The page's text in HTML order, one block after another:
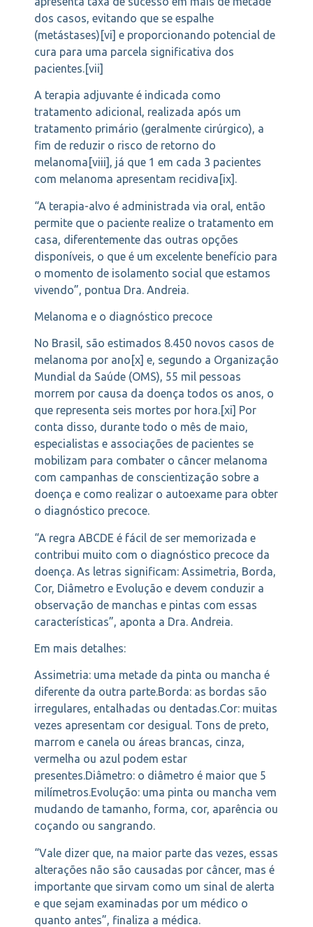
dos casos, evitando que se espalhe
(metástases)[vi] e proporcionando potencial de
cura para uma parcela significativa dos
pacientes.[vii]
A terapia adjuvante é indicada como
tratamento adicional, realizada após um
tratamento primário (geralmente cirúrgico), a
fim de reduzir o risco de retorno do
melanoma[viii], já que 1 em cada 3 pacientes
com melanoma apresentam recidiva[ix].
“A terapia-alvo é administrada via oral, então
permite que o paciente realize o tratamento em
casa, diferentemente das outras opções
disponíveis, o que é um excelente benefício para
o momento de isolamento social que estamos
vivendo”, pontua Dra. Andreia.
Melanoma e o diagnóstico precoce
No Brasil, são estimados 8.450 novos casos de
melanoma por ano[x] e, segundo a Organização
Mundial da Saúde (OMS), 55 mil pessoas
morrem por causa da doença todos os anos, o
que representa seis mortes por hora.[xi] Por
conta disso, durante todo o mês de maio,
especialistas e associações de pacientes se
mobilizam para combater o câncer melanoma
com campanhas de conscientização sobre a
doença e como realizar o autoexame para obter
o diagnóstico precoce.
“A regra ABCDE é fácil de ser memorizada e
contribui muito com o diagnóstico precoce da
doença. As letras significam: Assimetria, Borda,
Cor, Diâmetro e Evolução e devem conduzir a
observação de manchas e pintas com essas
características”, aponta a Dra. Andreia.
Em mais detalhes:
Assimetria: uma metade da pinta ou mancha é
diferente da outra parte.Borda: as bordas são
irregulares, entalhadas ou dentadas.Cor: muitas
vezes apresentam cor desigual. Tons de preto,
marrom e canela ou áreas brancas, cinza,
vermelha ou azul podem estar
presentes.Diâmetro: o diâmetro é maior que 5
milímetros.Evolução: uma pinta ou mancha vem
mudando de tamanho, forma, cor, aparência ou
coçando ou sangrando.
“Vale dizer que, na maior parte das vezes, essas
alterações não são causadas por câncer, mas é
importante que sirvam como um sinal de alerta
e que sejam examinadas por um médico o
quanto antes”, finaliza a médica.